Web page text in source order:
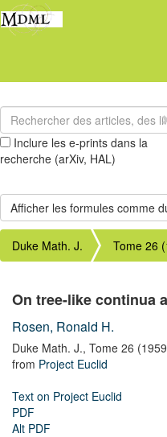
Inclure les e-prints dans la
recherche (arXiv, HAL)
Duke Math. J. Tome 26
On tree-like continua
Rosen, Ronald H.
Duke Math. J., Tome 26
from Project Euclid
Text on Project Euclid
PDF
Alt PDF